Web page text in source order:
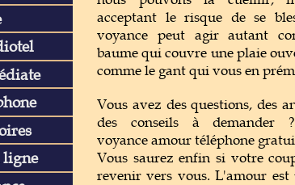
ligne
acceptant le risque de se
voyance peut agir autant
baume qui couvre une plaie
comme le gant qui vous en
Vous avez des questions, des
des conseils à demander
voyance amour téléphone
Vous saurez enfin si votre
revenir vers vous. L'amour